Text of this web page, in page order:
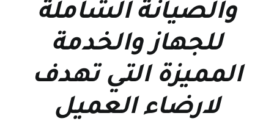
والصيانة الشاملة
للجهاز والخدمة
المميزة التي تهدف
لارضاء العميل